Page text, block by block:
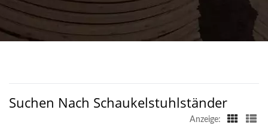
Suchen Nach Schaukelstuhlständer
Anzeige: